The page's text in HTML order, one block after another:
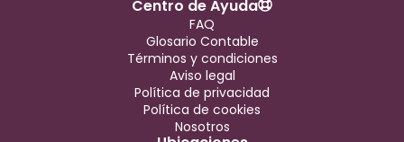
Centro de Ayuda
FAQ
Glosario Contable
Términos y condiciones
Aviso legal
Política de privacidad
Política de cookies
Nosotros